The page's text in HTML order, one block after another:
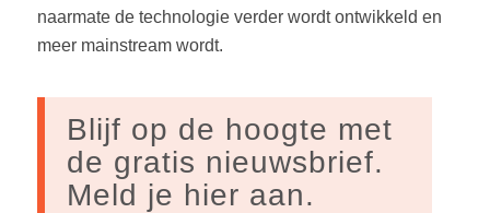
naarmate de technologie verder wordt ontwikkeld en
meer mainstream wordt.
Blijf op de hoogte met
de gratis nieuwsbrief.
Meld je hier aan.